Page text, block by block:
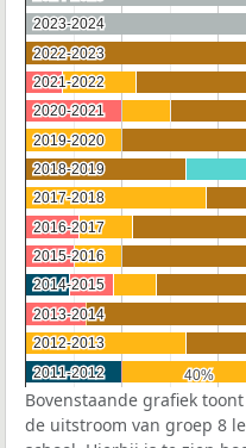
40%
40%
2023-2024
2023-2024
2022-2023
2022-2023
2021-2022
2021-2022
2020-2021
2020-2021
2019-2020
2019-2020
2018-2019
2018-2019
2017-2018
2017-2018
2016-2017
2016-2017
2015-2016
2015-2016
2014-2015
2014-2015
2013-2014
2013-2014
2012-2013
2012-2013
2011-2012
2011-2012
Bovenstaande grafiek
de uitstroom van groep 8